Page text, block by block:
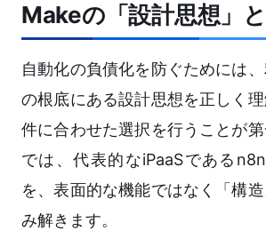
Makeの「設計思想」
自動化の負債化を防ぐためには
の根底にある設計思想を正しく
件に合わせた選択を行うことが
では、代表的なiPaaSである
を、表面的な機能ではなく「構
み解きます。